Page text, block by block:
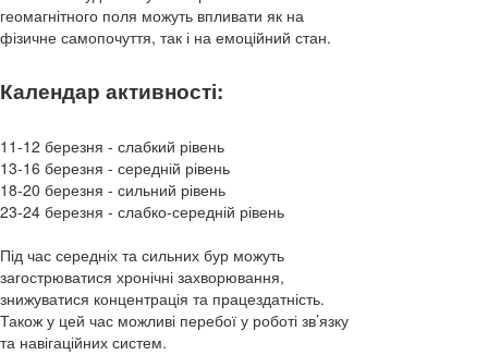
геомагнітного поля можуть впливати як на
фізичне самопочуття, так і на емоційний стан.
Календар активності:
11-12 березня - слабкий рівень
13-16 березня - середній рівень
18-20 березня - сильний рівень
23-24 березня - слабко-середній рівень
Під час середніх та сильних бур можуть
загострюватися хронічні захворювання,
знижуватися концентрація та працездатність.
Також у цей час можливі перебої у роботі зв’язку
та навігаційних систем.